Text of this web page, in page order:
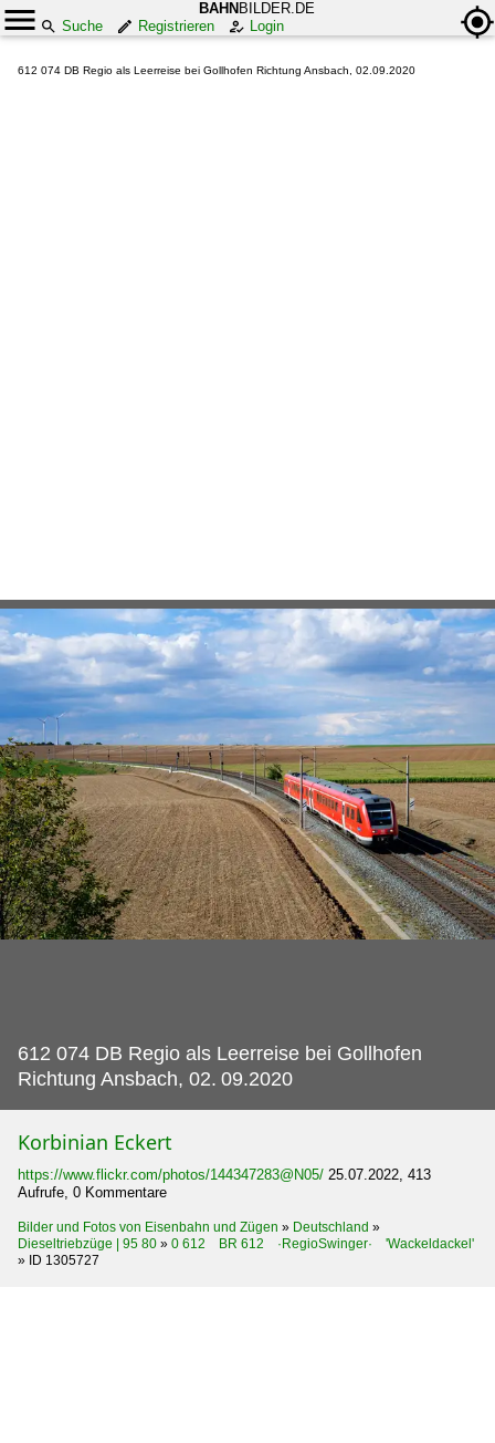
BAHN BILDER.DE
Suche
Registrieren Login
612 074 DB Regio als Leerreise bei Gollhofen Richtung Ansbach, 02.09.2020
612 074 DB Regio als Leerreise bei Gollhofen
Richtung Ansbach, 02. 09.2020
Korbinian Eckert
https://www.flickr.com/photos/144347283@N05/ 25.07.2022, 413
Aufrufe, 0 Kommentare
Bilder und Fotos von Eisenbahn und Zügen » Deutschland »
Dieseltriebzüge | 95 80 » 0 612 BR 612 ·RegioSwinger· 'Wackeldackel'
» ID 1305727